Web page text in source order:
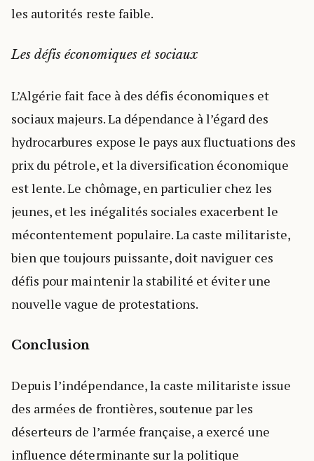
les autorités reste faible.
Les défis économiques et sociaux
L’Algérie fait face à des défis économiques et
sociaux majeurs. La dépendance à l’égard des
hydrocarbures expose le pays aux fluctuations des
prix du pétrole, et la diversification économique
est lente. Le chômage, en particulier chez les
jeunes, et les inégalités sociales exacerbent le
mécontentement populaire. La caste militariste,
bien que toujours puissante, doit naviguer ces
défis pour maintenir la stabilité et éviter une
nouvelle vague de protestations.
Conclusion
Depuis l’indépendance, la caste militariste issue
des armées de frontières, soutenue par les
déserteurs de l’armée française, a exercé une
influence déterminante sur la politique